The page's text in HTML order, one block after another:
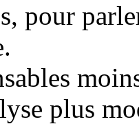
pour
plus